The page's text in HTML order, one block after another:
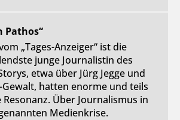
Pathos“
„Tages-Anzeiger“ ist die
junge Journalistin des
etwa über Jürg Jegge und
Gewalt, hatten enorme und teils
Über Journalismus in
Medienkrise.